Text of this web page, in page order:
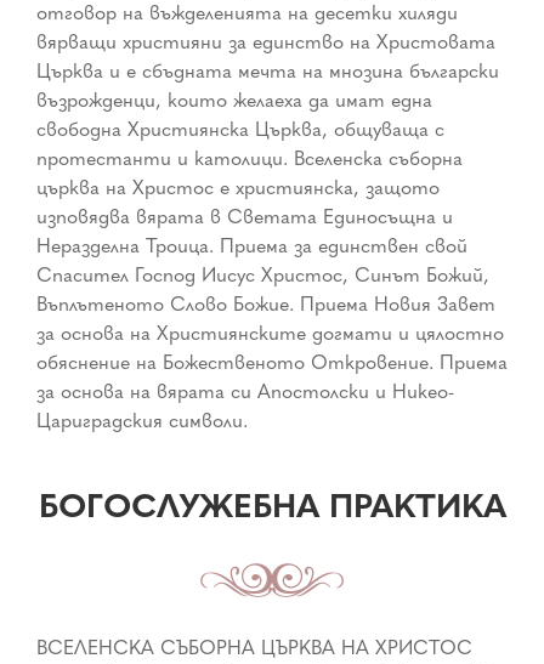
отговор на въжделенията на десетки хиляди
вярващи християни за единство на Христовата
Църква и е сбъдната мечта на мнозина български
възрожденци, които желаеха да имат една
свободна Християнска Църква, общуваща с
протестанти и католици. Вселенска съборна
църква на Христос е християнска, защото
изповядва вярата в Светата Единосъщна и
Неразделна Троица. Приема за единствен свой
Спасител Господ Иисус Христос, Синът Божий,
Въплътеното Слово Божие. Приема Новия Завет
за основа на Християнските догмати и цялостно
обяснение на Божественото Откровение. Приема
за основа на вярата си Апостолски и Никео-
Цариградския символи.
БОГОСЛУЖЕБНА ПРАКТИКА
ВСЕЛЕНСКА СЪБОРНА ЦЪРКВА НА ХРИСТОС